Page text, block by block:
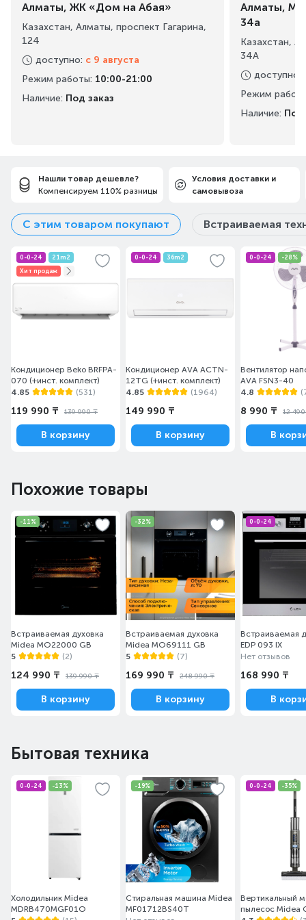
Алматы, ЖК «Дом на Абая»
Казахстан, Алматы, проспект Гагарина,
124
доступно: с 9 августа
Режим работы: 10:00-21:00
Наличие: Под заказ
Алматы,
34а
Казахстан,
34А
доступно
Режим
Наличие: Под
Нашли товар дешевле?
Компенсируем 110% разницы
Условия доставки и
самовывоза
С этим товаром покупают Встраиваемая
0-0-24
21m2
Хит продаж
Кондиционер Beko BRFPA-
070 (+инст. комплект)
4.85
(531)
119 990 ₸ 139 990 ₸
В корзину
0-0-24 36m2
Кондиционер AVA ACTN-
12TG (+инст. комплект)
4.85
(1964)
149 990 ₸
В корзину
0-0-24 -28%
Вентилятор
AVA FSN3-40
4.8
8 990 ₸ 12
В
Похожие товары
-11%
Встраиваемая духовка
Midea MO22000 GB
5
(2)
124 990 ₸ 139 990 ₸
В корзину
-32%
Встраиваемая духовка
Midea MO69111 GB
5
(7)
169 990 ₸ 248 990 ₸
В корзину
0-0-24
Встраиваемая
EDP 093 IX
Нет отзывов
168 990 ₸
В
Бытовая техника
0-0-24 -13%
Холодильник Midea
MDRB470MGF01O
-19%
Стиральная машина Midea
MF01712BS40T
0-0-24 -35%
Вертикальный
пылесос Midea